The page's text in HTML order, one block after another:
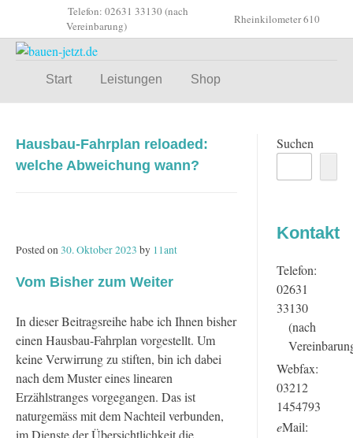
content
Telefon: 02631 33130 (nach
Vereinbarung)
Rheinkilometer 610
Start Leistungen Shop
Hausbau-Fahrplan reloaded:
welche Abweichung wann?
Posted on30. Oktober 2023 by 11ant
Vom Bisher zum Weiter
In dieser Beitragsreihe habe ich Ihnen bisher
einen Hausbau-Fahrplan vorgestellt. Um
keine Verwirrung zu stiften, bin ich dabei
nach dem Muster eines linearen
Erzählstranges vorgegangen. Das ist
naturgemäss mit dem Nachteil verbunden,
im Dienste der Übersichtlichkeit die
Suchen
Kontakt
Telefon:
02631
33130
(nach
Webfax:
03212
1454793
eMail: